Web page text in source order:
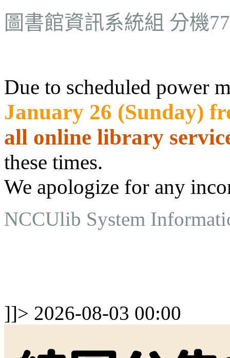
圖書館資訊系統組 分機
Due to scheduled power
January 26 (Sunday)
all online library
these times.
We apologize for any
NCCUlib System
]]> 2026-08-03 00:00